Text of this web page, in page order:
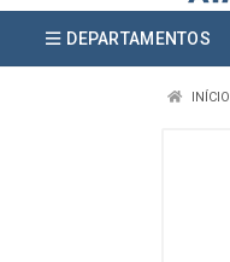
DEPARTAMENTOS
INÍCIO